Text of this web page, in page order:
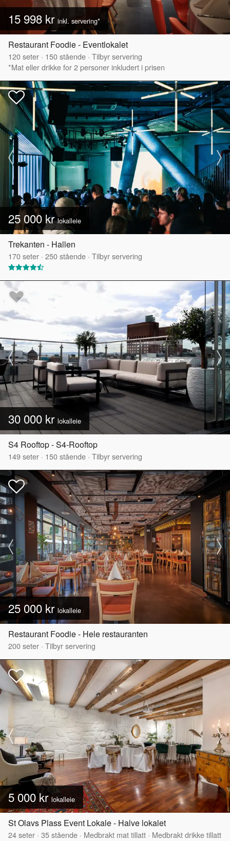
15 998 kr inkl. servering*
Restaurant Foodie - Eventlokalet
120seter · 150stående · Tilbyr servering
*Mat eller drikke for 2 personer inkludert i prisen
25 000 krlokalleie
Trekanten - Hallen
170seter · 250stående · Tilbyr servering
30 000 kr lokalleie
S4 Rooftop - S4-Rooftop
149seter · 150stående · Tilbyr servering
25 000 kr lokalleie
Restaurant Foodie - Hele restauranten
200seter · Tilbyr servering
5 000 krlokalleie
St Olavs Plass Event Lokale - Halve lokalet
24seter · 35stående · Medbrakt mat tillatt · Medbrakt drikke tillatt